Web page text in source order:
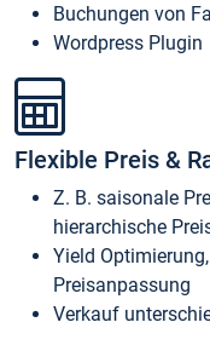
Buchungen von
Wordpress Plugin
Flexible Preis &
Z. B. saisonale
hierarchische
Yield
Preisanpassung
Verkauf